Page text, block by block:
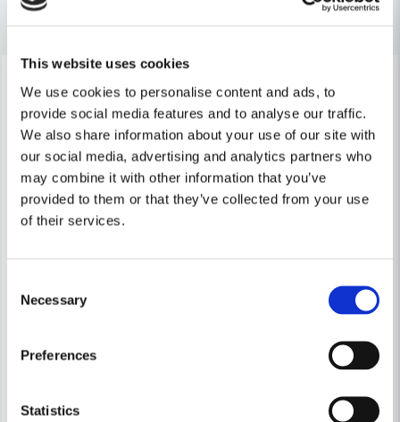
This website uses cookies
We use cookies to personalise content and ads, to
provide social media features and to analyse our traffic.
We also share information about your use of our site with
our social media, advertising and analytics partners who
may combine it with other information that you’ve
provided to them or that they’ve collected from your use
of their services.
Selection
Necessary
Preferences
Statistics
Andra produkter i kategorin
Lagerrensning upp till
40%